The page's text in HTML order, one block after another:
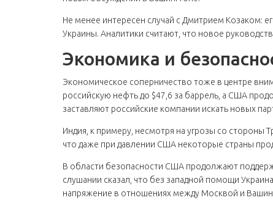
Не менее интересен случай с Дмитрием Козаком:
Украины. Аналитики считают, что новое
Экономика и
Экономическое соперничество тоже в центре
российскую нефть до $47,6 за баррель, а США
заставляют российские компании искать новых
Индия, к примеру, несмотря на угрозы со стороны
что даже при давлении США некоторые страны
В области безопасности США продолжают
слушании сказал, что без западной помощи
напряжение в отношениях между Москвой и